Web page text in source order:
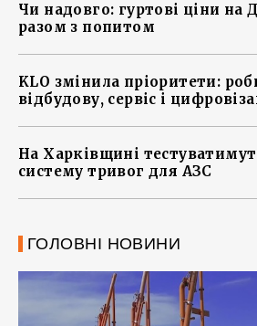
Чи надовго: гуртові ціни на
разом з попитом
KLO змінила пріоритети:
відбудову, сервіс і
На Харківщині
систему тривог для АЗС
ГОЛОВНІ НОВИНИ